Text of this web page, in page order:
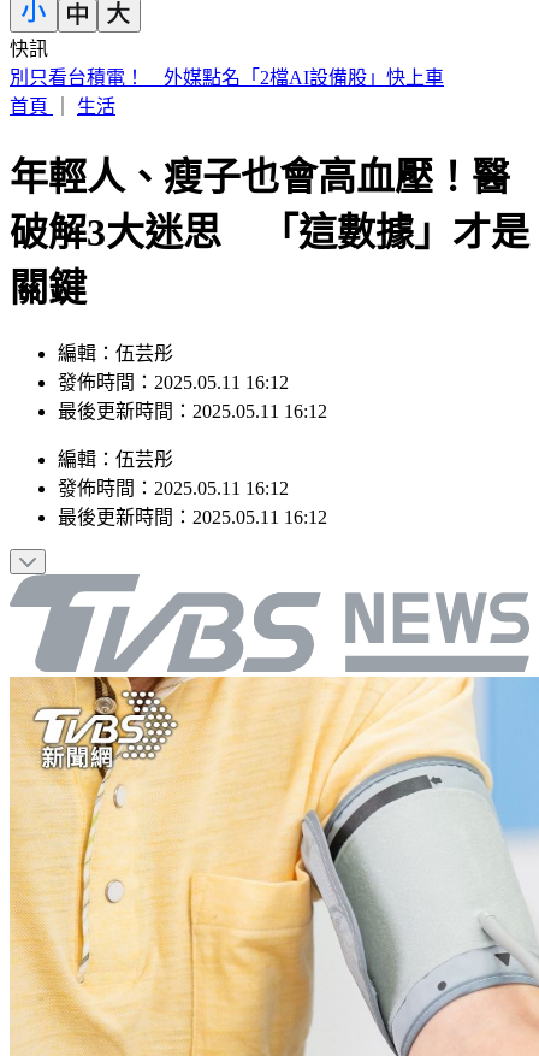
快訊
白海豚暴風圈縮小！掃過北部近海「雨狂炸」 這天才遠離
首頁
生活
年輕人、瘦子也會高血壓！醫
破解3大迷思 「這數據」才是
關鍵
編輯：伍芸彤
發佈時間：2025.05.11 16:12
最後更新時間：2025.05.11 16:12
編輯 ： 伍芸彤
發佈時間： 2025.05.11 16:12
最後更新時間： 2025.05.11 16:12